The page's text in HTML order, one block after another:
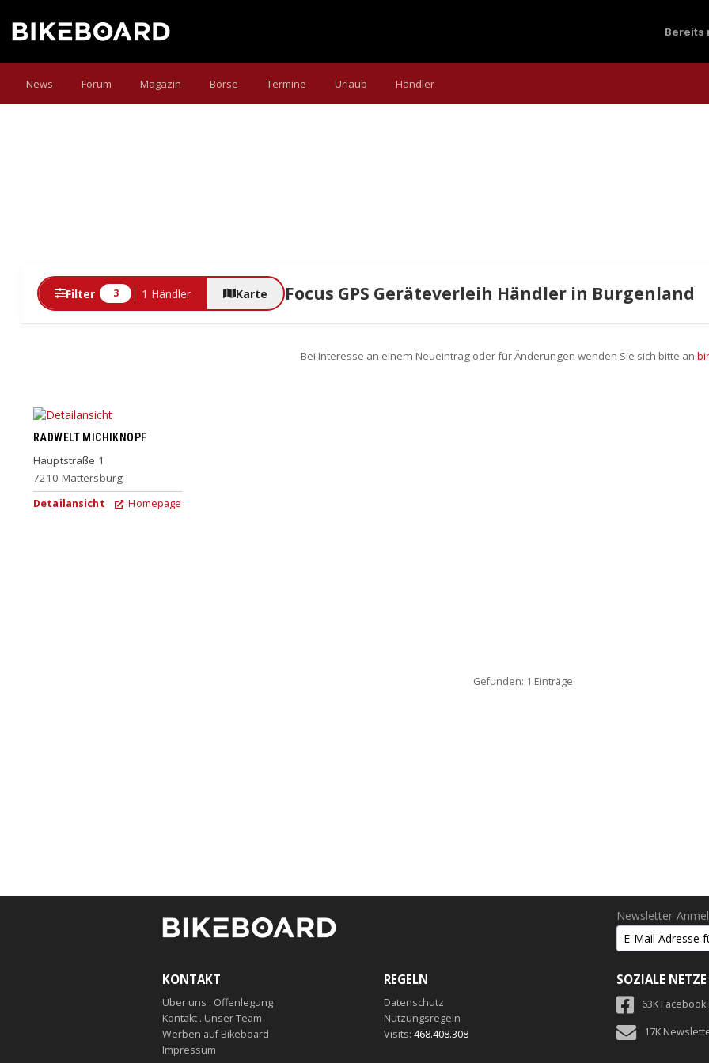
Bereits
News Forum Magazin Börse Termine Urlaub Händler
Filter 3 1 Händler Karte Focus GPS Geräteverleih Händler in Burgenland
Bei Interesse an einem Neueintrag oder für Änderungen wenden Sie sich bitte an
RADWELT MICHIKNOPF
Hauptstraße 1
7210 Mattersburg
Detailansicht Homepage
Gefunden: 1 Einträge
Newsletter-
KONTAKT
Über uns . Offenlegung
Kontakt . Unser Team
Werben auf Bikeboard
Impressum
REGELN
Datenschutz
Nutzungsregeln
Visits: 468.408.308
SOZIALE NETZE
63K Facebook
17K